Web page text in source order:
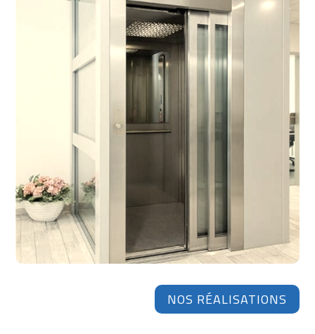
NOS RÉALISATIONS